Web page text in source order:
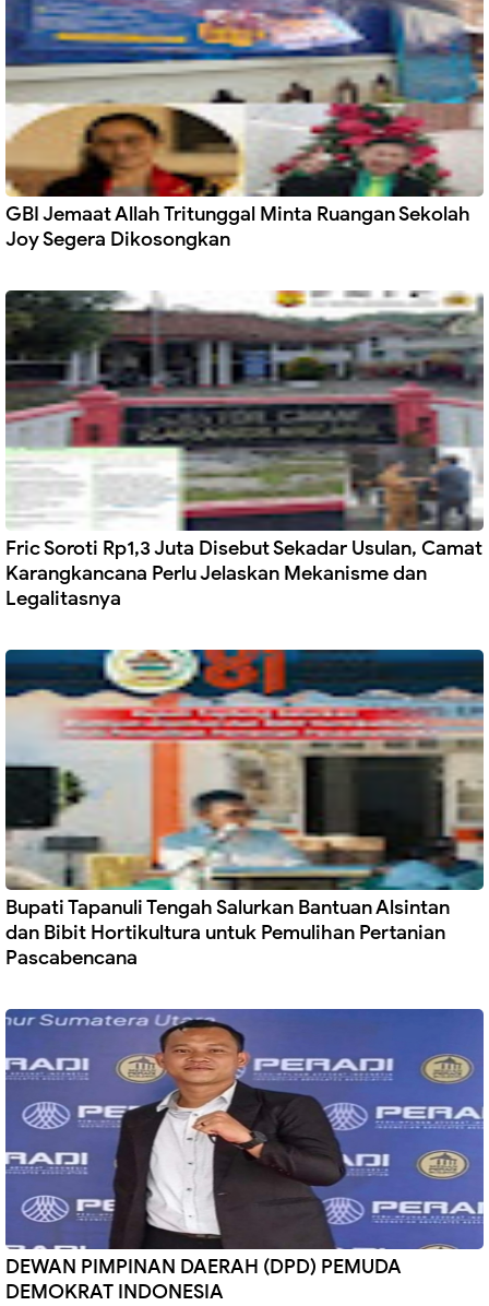
GBI Jemaat Allah Tritunggal Minta Ruangan Sekolah
Joy Segera Dikosongkan
Fric Soroti Rp1,3 Juta Disebut Sekadar Usulan, Camat
Karangkancana Perlu Jelaskan Mekanisme dan
Legalitasnya
Bupati Tapanuli Tengah Salurkan Bantuan Alsintan
dan Bibit Hortikultura untuk Pemulihan Pertanian
Pascabencana
DEWAN PIMPINAN DAERAH (DPD) PEMUDA
DEMOKRAT INDONESIA